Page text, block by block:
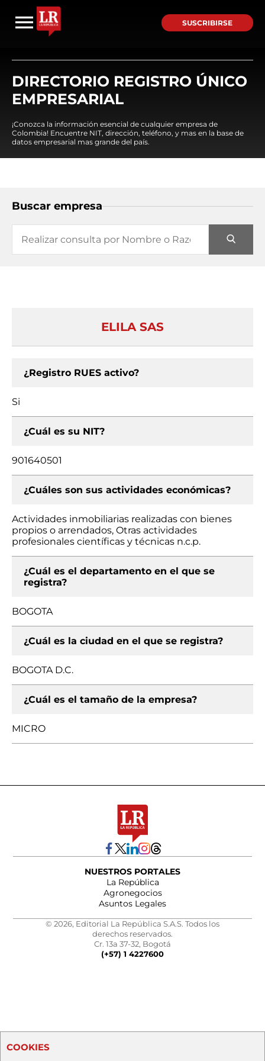
SUSCRIBIRSE
DIRECTORIO REGISTRO ÚNICO
EMPRESARIAL
¡Conozca la información esencial de cualquier empresa de
Colombia! Encuentre NIT, dirección, teléfono, y mas en la base de
datos empresarial mas grande del país.
Buscar empresa
ELILA SAS
¿Registro RUES activo?
Si
¿Cuál es su NIT?
901640501
¿Cuáles son sus actividades económicas?
Actividades inmobiliarias realizadas con bienes
propios o arrendados, Otras actividades
profesionales científicas y técnicas n.c.p.
¿Cuál es el departamento en el que se
registra?
BOGOTA
¿Cuál es la ciudad en el que se registra?
BOGOTA D.C.
¿Cuál es el tamaño de la empresa?
MICRO
NUESTROS PORTALES
La República
Agronegocios
Asuntos Legales
© 2026, Editorial La República S.A.S. Todos los
derechos reservados.
Cr. 13a 37-32, Bogotá
(+57) 1 4227600
COOKIES